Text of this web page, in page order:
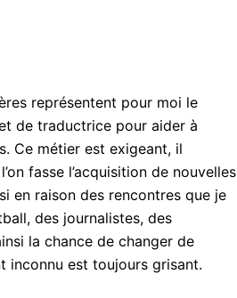
représentent pour moi le
de traductrice pour aider à
Ce métier est exigeant, il
fasse l’acquisition de nouvelles
en raison des rencontres que je
des journalistes, des
la chance de changer de
inconnu est toujours grisant.